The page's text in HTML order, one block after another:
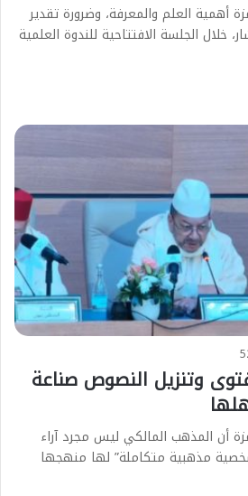
أهمية العلم والمعرفة، وضرورة تقدير
خلال الجلسة الافتتاحية للندوة العلمية
وتنزيل النصوص صناعة
أن المذهب المالكي ليس مجرد آراء
مذهبية متكاملة” لها منهجها